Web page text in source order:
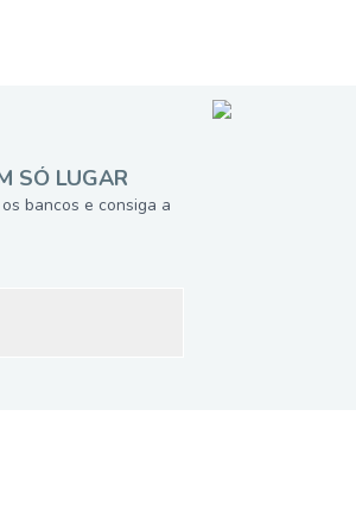
SÓ LUGAR
bancos e consiga a